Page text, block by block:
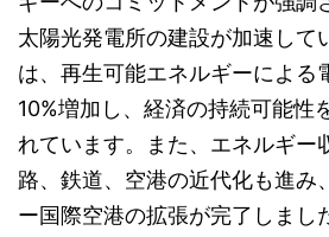
太陽光発電所の建設が加速して
は、再生可能エネルギーによる
10%増加し、経済の持続可能性
れています。また、エネルギー
路、鉄道、空港の近代化も進み
ー国際空港の拡張が完了しまし